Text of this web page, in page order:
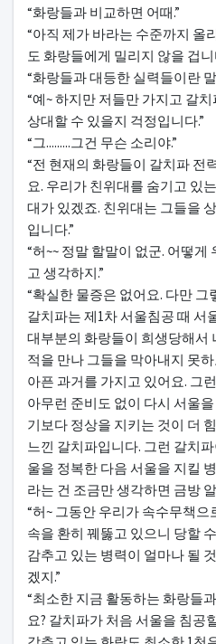
“화랑들과 비교하면 어때.”
“아직 제가 바라는 수준까지 올
도 화랑들에게 밀리지 않을 겁니
“화랑들과 대등한 실력들이란
“예~ 하지만 저들만 가지고 갈
상대할 수 있을지 걱정입니다.”
“그.........그건 무슨 소리야.”
“전 현재의 화랑들이 갈치파 전
요. 우리가 친위대를 숨기고 있
대가 있겠죠. 친위대는 그들을
입니다.”
“허~~ 정말 할말이 없군. 어떻
고 생각하지.”
“확실한 물증은 없어요. 다만 그
갈치파는 제1차 서울침공 때 서
대부분의 화랑들이 희생당해서
적을 만나 그들을 막아내지 못
아픈 과거를 가지고 있어요. 그
아무런 준비도 없이 다시 서울
기보다 정상을 지키는 것이 더
느낀 갈치파입니다. 그런 갈치
울을 정복한 다음 서울을 지킬
라는 건 조금만 생각하면 금방
“허~ 그동안 우리가 속수무책으
속을 환히 꿰뚫고 있으니 당할
감추고 있는 병력이 얼마나 될
겠지.”
“최소한 지금 활동하는 화랑들
요? 갈치파가 처음 서울을 침공